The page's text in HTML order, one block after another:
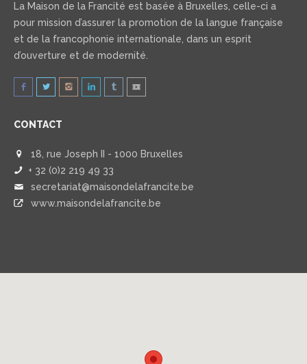
La Maison de la Francité est basée à Bruxelles, celle-ci a
pour mission d’assurer la promotion de la langue française
et de la francophonie internationale, dans un esprit
d’ouverture et de modernité.
CONTACT
18, rue Joseph II - 1000 Bruxelles
+ 32 (0)2 219 49 33
secretariat@maisondelafrancite.be
www.maisondelafrancite.be